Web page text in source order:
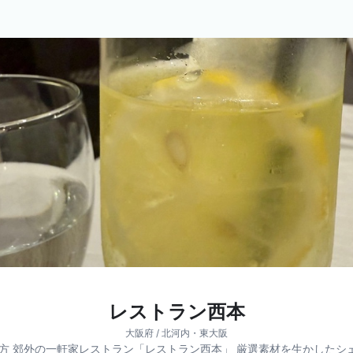
レストラン西本
大阪府 / 北河内・東大阪
郊外の一軒家レストラン「レストラン西本」 厳選素材を生かしたシ